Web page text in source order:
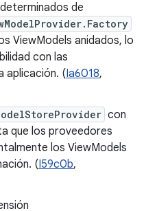
de
ViewModels anidados, lo
con las
aplicación. (Ia6018,
con
que los proveedores
los ViewModels
(I59c0b,